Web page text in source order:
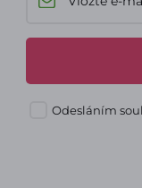
Odesláním